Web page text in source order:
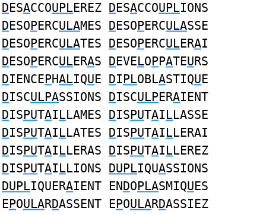
DESACCOUPLEREZ DESACCOUPLIONS
DESOPERCULAMES DESOPERCULASSE
DESOPERCULATES DESOPERCULERAI
DESOPERCULERAS DEVELOPPATEURS
DIENCEPHALIQUE DIPLOBLASTIQUE
DISCULPASSIONS DISCULPERAIENT
DISPUTAILLAMES DISPUTAILLASSE
DISPUTAILLATES DISPUTAILLERAI
DISPUTAILLERAS DISPUTAILLEREZ
DISPUTAILLIONS DUPLIQUASSIONS
DUPLIQUERAIENT ENDOPLASMIQUES
EPOULARDASSENT EPOULARDASSIEZ